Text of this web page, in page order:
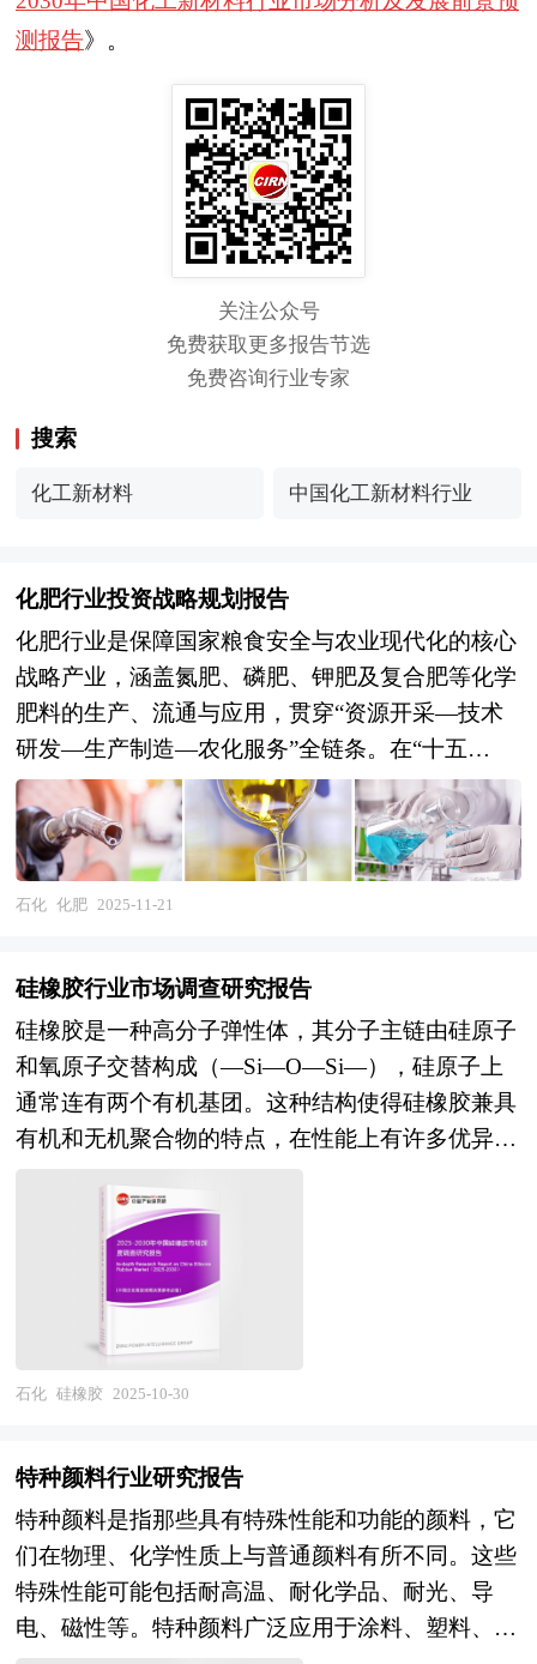
测报告》。
关注公众号
免费获取更多报告节选
免费咨询行业专家
搜索
化工新材料 中国化工新材料行业
化肥行业投资战略规划报告
化肥行业是保障国家粮食安全与农业现代化的核心
战略产业，涵盖氮肥、磷肥、钾肥及复合肥等化学
肥料的生产、流通与应用，贯穿“资源开采—技术
研发—生产制造—农化服务”全链条。在“十五
五”时期（2026-2030），其角色已从传统农业生产
资料供应商升级为农业绿色转型与国家粮食自主可
控的关键支撑——既要破解“增产依赖化肥”的路径
锁定，又要通过产品技术创新推动“减量增效”，更
段，到2035年基本实现社会主义现代化；第二个阶
段，到本世纪中叶把我国建成富强民主文明和谐美
丽的社会主义现代化强国。作为迈进新时代的第一
个五年规划，“十四五”规划将开启未来30年经济社
会发展的新征程。“十四五”规划是迈进新时代的第
一个五年规划，是未来30年中国经济发展的新起
点。本次十九届五中全会上，不同于以往五年规划
建议单独的提出与审议，“十四五”规划的建议与
2035年远景目标的建议一并被提出，足见“十四
五”规划不仅是过往五年规划的延续，还将进一步
擘画未来15年乃至30年经济发展的新蓝图。 五年
规划是国家对经济社会发展的顶层设计，也是一种
（计划）最多的国家。“十四五”时期是我国经济社
会发展的重要历史性窗口期，是全面完成小康社会
建设战略目标，向全面实现社会主义现代化迈进承
上启下的关键时期，做好“十四五”规划编制工作意
义重大、影响深远。中研普华产业研究院在对“十
石化 化肥 2025-11-21
硅橡胶行业市场调查研究报告
硅橡胶是一种高分子弹性体，其分子主链由硅原子
和氧原子交替构成（—Si—O—Si—），硅原子上
通常连有两个有机基团。这种结构使得硅橡胶兼具
有机和无机聚合物的特点，在性能上有许多优异之
学稳定性等。 未来，硅橡胶的发展将更加注重高
性能化和多功能化。研究人员将继续探索新的配方
和改性技术，以提高硅橡胶的机械强度、耐化学腐
蚀性和使用寿命。同时，硅橡胶将向具有特殊功能
的复合材料方向发展，如自修复、导电、导热等。
硅橡胶研究报告对硅橡胶行业研究的内容和方法进
胶资料进行全面系统的整理和分析，通过图表、统
类别分析提出论点、分析论据，进行论证。硅橡胶
报告绝对如实地反映客观情况，叙述、说明、推
断、引用均恰如其分。文字、用词应力求准确。研
究报告的文字也简单、明了、通顺、流畅，既明白
石化 硅橡胶 2025-10-30
特种颜料行业研究报告
特种颜料是指那些具有特殊性能和功能的颜料，它
们在物理、化学性质上与普通颜料有所不同。这些
特殊性能可能包括耐高温、耐化学品、耐光、导
电、磁性等。特种颜料广泛应用于涂料、塑料、橡